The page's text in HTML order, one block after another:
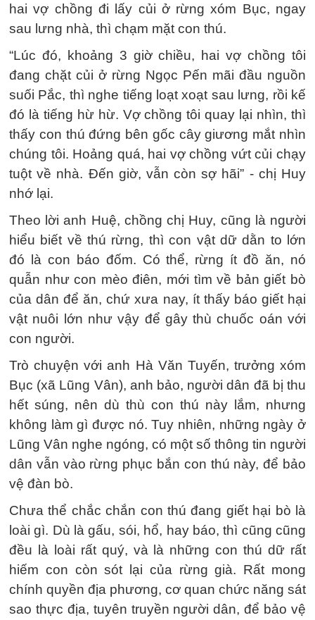
hai vợ chồng đi lấy củi ở rừng xóm Bục, ngay
sau lưng nhà, thì chạm mặt con thú.
“Lúc đó, khoảng 3 giờ chiều, hai vợ chồng tôi
đang chặt củi ở rừng Ngọc Pến mãi đầu nguồn
suối Pắc, thì nghe tiếng loạt xoạt sau lưng, rồi kế
đó là tiếng hừ hừ. Vợ chồng tôi quay lại nhìn, thì
thấy con thú đứng bên gốc cây giương mắt nhìn
chúng tôi. Hoảng quá, hai vợ chồng vứt củi chạy
tuột về nhà. Đến giờ, vẫn còn sợ hãi” - chị Huy
nhớ lại.
Theo lời anh Huệ, chồng chị Huy, cũng là người
hiểu biết về thú rừng, thì con vật dữ dằn to lớn
đó là con báo đốm. Có thể, rừng ít đồ ăn, nó
quẫn như con mèo điên, mới tìm về bản giết bò
của dân để ăn, chứ xưa nay, ít thấy báo giết hại
vật nuôi lớn như vậy để gây thù chuốc oán với
con người.
Trò chuyện với anh Hà Văn Tuyến, trưởng xóm
Bục (xã Lũng Vân), anh bảo, người dân đã bị thu
hết súng, nên dù thù con thú này lắm, nhưng
không làm gì được nó. Tuy nhiên, những ngày ở
Lũng Vân nghe ngóng, có một số thông tin người
dân vẫn vào rừng phục bắn con thú này, để bảo
vệ đàn bò.
Chưa thể chắc chắn con thú đang giết hại bò là
loài gì. Dù là gấu, sói, hổ, hay báo, thì cũng cũng
đều là loài rất quý, và là những con thú dữ rất
hiếm con còn sót lại của rừng già. Rất mong
chính quyền địa phương, cơ quan chức năng sát
sao thực địa, tuyên truyền người dân, để bảo vệ